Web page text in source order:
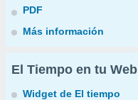
PDF
Más información
El Tiempo en tu Web
Widget de El tiempo